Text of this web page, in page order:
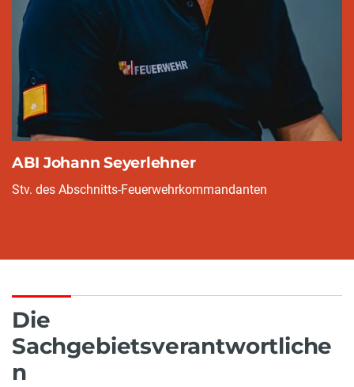
ABI Johann Seyerlehner
Stv. des Abschnitts-Feuerwehrkommandanten
Die
Sachgebietsverantwortliche
n